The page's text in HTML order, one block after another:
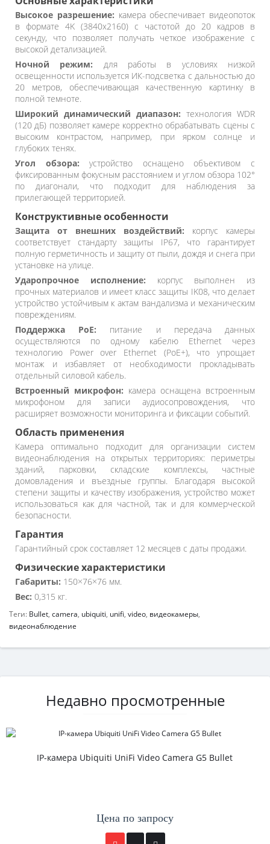
Высокое разрешение: камера обеспечивает видеопоток
в формате 4K (3840x2160) с частотой до 20 кадров в
секунду, что позволяет получать четкое изображение с
высокой детализацией.
Ночной режим: для работы в условиях низкой
освещенности используется ИК-подсветка с дальностью до
20 метров, обеспечивающая качественную картинку в
полной темноте.
Широкий динамический диапазон: технология WDR
(120 дБ) позволяет камере корректно обрабатывать сцены с
высоким контрастом, например, при ярком солнце и
глубоких тенях.
Угол обзора: устройство оснащено объективом с
фиксированным фокусным расстоянием и углом обзора 102°
по диагонали, что подходит для наблюдения за
прилегающей территорией.
Конструктивные особенности
Защита от внешних воздействий: корпус камеры
соответствует стандарту защиты IP67, что гарантирует
полную герметичность и защиту от пыли, дождя и снега при
установке на улице.
Ударопрочное исполнение: корпус выполнен из
прочных материалов и имеет класс защиты IK08, что делает
устройство устойчивым к актам вандализма и механическим
повреждениям.
Поддержка PoE: питание и передача данных
осуществляются по одному кабелю Ethernet через
технологию Power over Ethernet (PoE+), что упрощает
монтаж и избавляет от необходимости прокладывать
отдельный силовой кабель.
Встроенный микрофон: камера оснащена встроенным
микрофоном для записи аудиосопровождения, что
расширяет возможности мониторинга и фиксации событий.
Область применения
Камера оптимально подходит для организации систем
видеонаблюдения на открытых территориях: периметры
зданий, парковки, складские комплексы, частные
домовладения и въездные группы. Благодаря высокой
степени защиты и качеству изображения, устройство может
использоваться как для частной, так и для коммерческой
безопасности.
Гарантия
Гарантийный срок составляет 12 месяцев с даты продажи.
Физические характеристики
Габариты: 150×76×76 мм.
Вес: 0,315 кг.
Теги: Bullet, camera, ubiquiti, unifi, video, видеокамеры,
видеонаблюдение
Недавно просмотренные
IP-камера Ubiquiti UniFi Video Camera G5 Bullet
Цена по запросу